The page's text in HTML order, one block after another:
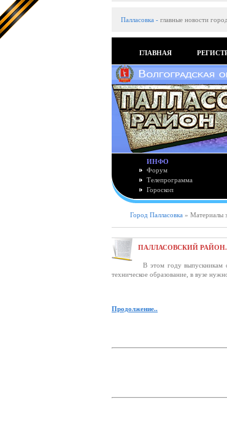
Палласовка - главные новости
ГЛАВНАЯ
ИНФО
Форум
Телепрограмма
Гороскоп
Город Палласовка » Материалы
ПАЛЛАСОВСКИЙ РАЙОН.
В этом году выпускникам
техническое образование, в вузе
Продолжение..